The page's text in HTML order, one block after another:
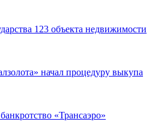
123 объекта недвижимости
начал процедуру выкупа
«Трансаэро»